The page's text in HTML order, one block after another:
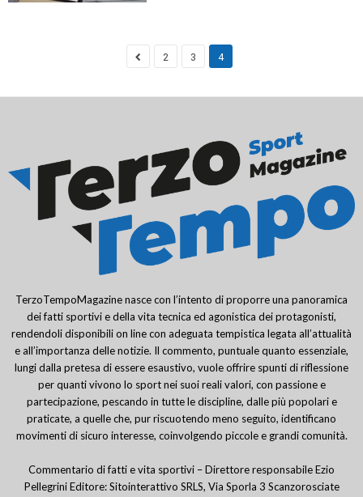
2 3 4
TerzoTempoMagazine nasce con l’intento di proporre una panoramica
dei fatti sportivi e della vita tecnica ed agonistica dei protagonisti,
rendendoli disponibili on line con adeguata tempistica legata all’attualità
e all’importanza delle notizie. Il commento, puntuale quanto essenziale,
lungi dalla pretesa di essere esaustivo, vuole offrire spunti di riflessione
per quanti vivono lo sport nei suoi reali valori, con passione e
partecipazione, pescando in tutte le discipline, dalle più popolari e
praticate, a quelle che, pur riscuotendo meno seguito, identificano
movimenti di sicuro interesse, coinvolgendo piccole e grandi comunità.
Commentario di fatti e vita sportivi – Direttore responsabile Ezio
Pellegrini Editore: Sitointerattivo SRLS, Via Sporla 3 Scanzorosciate